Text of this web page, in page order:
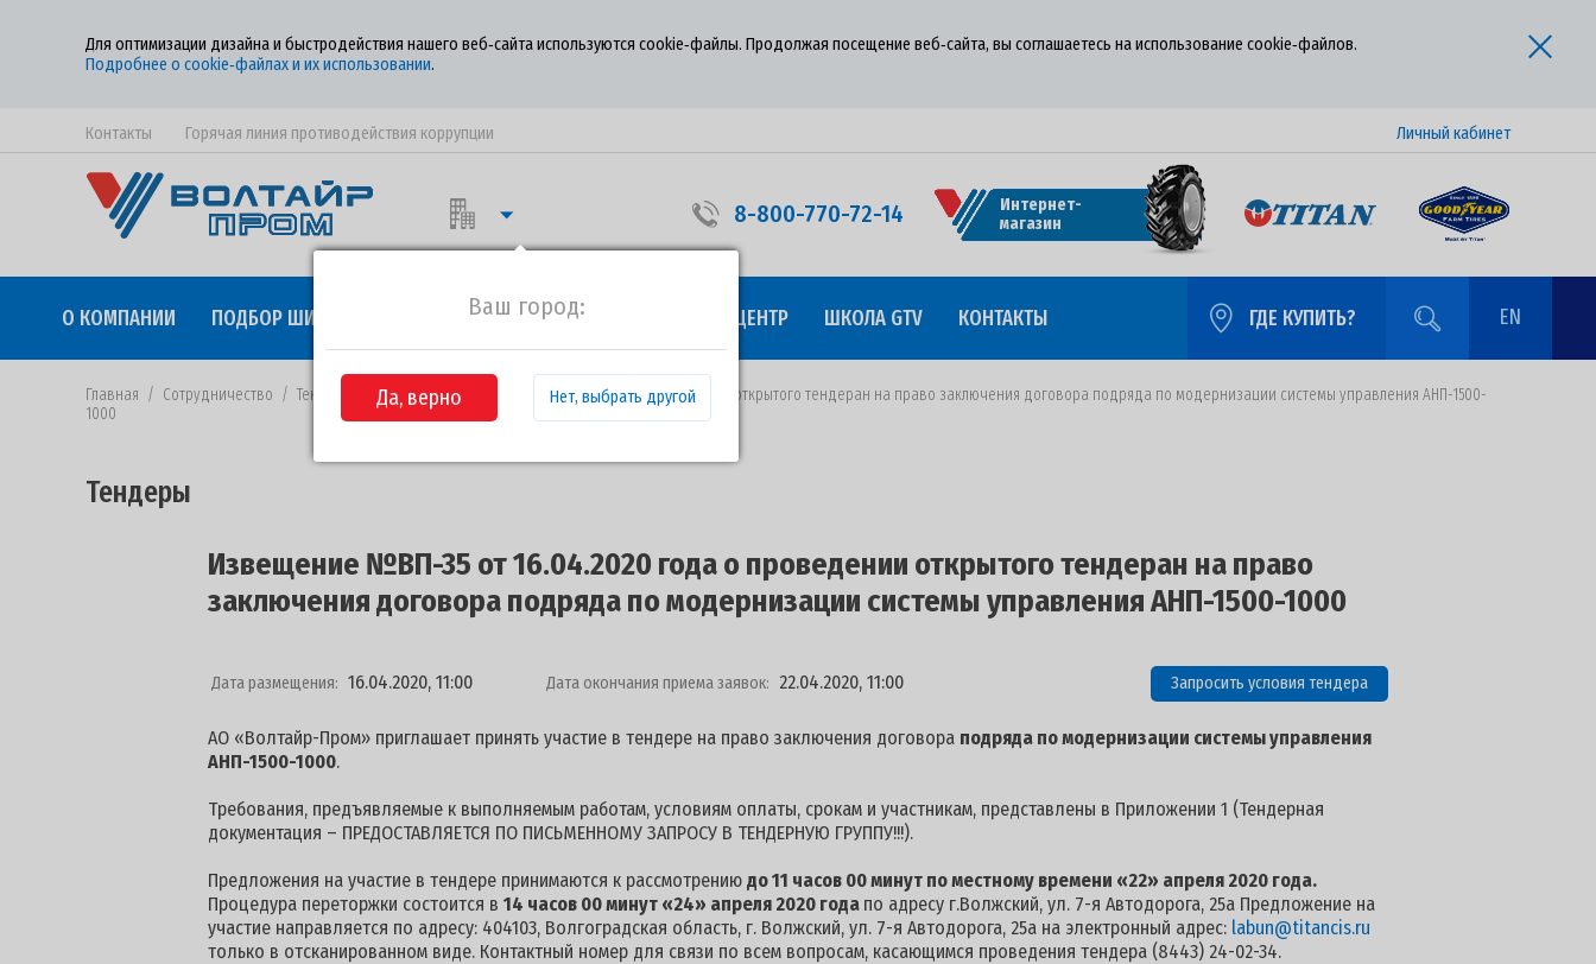
Для оптимизации дизайна и быстродействия нашего веб‑сайта используются cookie‑файлы. Продолжая посещение веб‑сайта, вы соглашаетесь на использование cookie‑файлов.
Подробнее о cookie‑файлах и их использовании.
Контакты Горячая линия противодействия коррупции Личный кабинет
Ваш город:
Да, верно Нет, выбрать другой
8-800-770-72-14
Интернет-
магазин
О КОМПАНИИ ПОДБОР ШИН СОТРУДНИЧЕСТВО ПРЕСС-ЦЕНТР ШКОЛА GTV КОНТАКТЫ ГДЕ КУПИТЬ? EN
Главная / Сотрудничество / Тендеры
Извещение №ВП-35 от 16.04.2020 года о проведении открытого тендеран на право заключения договора подряда по модернизации системы управления АНП-1500-
1000
Тендеры
Извещение №ВП-35 от 16.04.2020 года о проведении открытого тендеран на право
заключения договора подряда по модернизации системы управления АНП-1500-1000
Дата размещения: 16.04.2020, 11:00 Дата окончания приема заявок: 22.04.2020, 11:00 Запросить условия тендера
АО «Волтайр-Пром» приглашает принять участие в тендере на право заключения договора подряда по модернизации системы управления
АНП-1500-1000.
Требования, предъявляемые к выполняемым работам, условиям оплаты, срокам и участникам, представлены в Приложении 1 (Тендерная
документация – ПРЕДОСТАВЛЯЕТСЯ ПО ПИСЬМЕННОМУ ЗАПРОСУ В ТЕНДЕРНУЮ ГРУППУ!!!).
Предложения на участие в тендере принимаются к рассмотрению до 11 часов 00 минут по местному времени «22» апреля 2020 года.
Процедура переторжки состоится в 14 часов 00 минут «24» апреля 2020 года по адресу г.Волжский, ул. 7-я Автодорога, 25а Предложение на
участие направляется по адресу: 404103, Волгоградская область, г. Волжский, ул. 7-я Автодорога, 25а на электронный адрес: labun@titancis.ru
только в отсканированном виде. Контактный номер для связи по всем вопросам, касающимся проведения тендера (8443) 24-02-34.